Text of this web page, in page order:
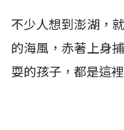
不少人想到澎湖，
的海風，赤著上身
耍的孩子，都是這